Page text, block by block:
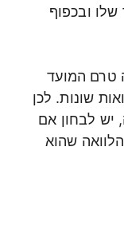
ובכפוף
טרם המועד
שונות. לכן
יש לבחון אם
שהוא